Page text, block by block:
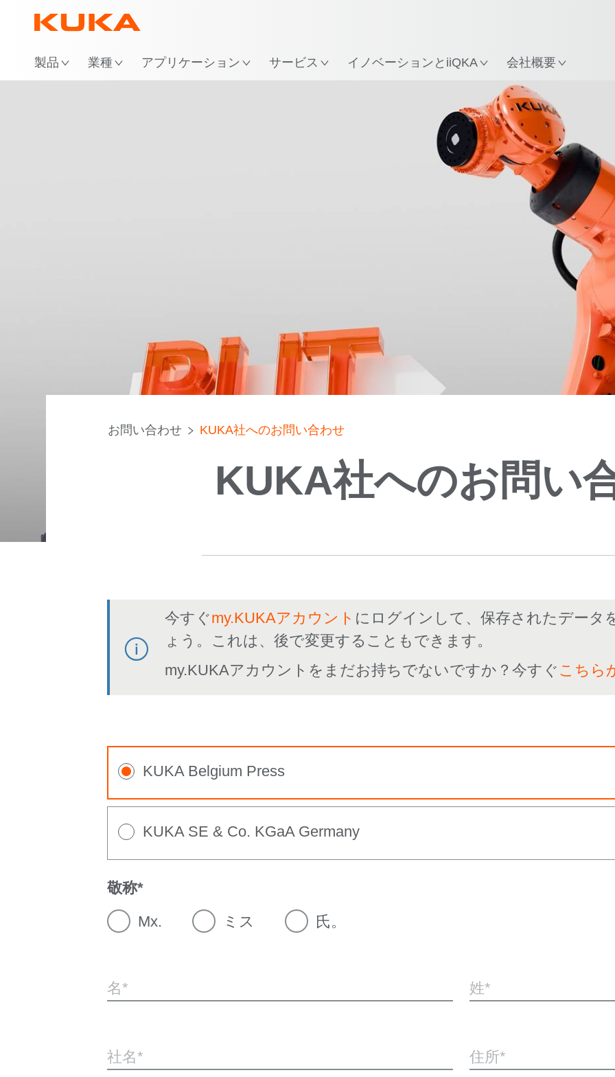
製品 業種 アプリケーション サービス イノベーションとiiQKA 会社概要
お問い合わせ KUKA社へのお問い合わせ
KUKA社へのお問い
今すぐmy.KUKAアカウント にログインして、保存されたデータ
ょう。これは、後で変更することもできます。
my.KUKAアカウントをまだお持ちでないですか？今すぐ こちら
KUKA Belgium Press
KUKA SE & Co. KGaA Germany
敬称
Mx.
ミス 氏。
名 姓
社名 住所